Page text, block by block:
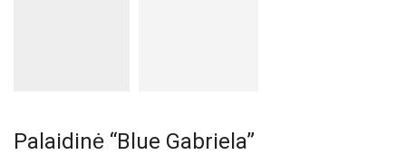
Palaidinė “Blue Gabriela”